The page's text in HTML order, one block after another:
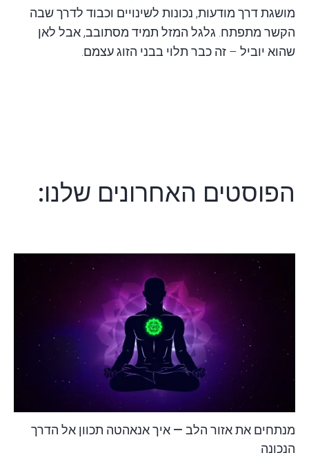
מושגת דרך מודעות, נכונות לשינויים וכבוד לדרך שבה
הקשר מתפתח. גלגל המזל תמיד מסתובב, אבל לאן
שהוא יוביל – זה כבר תלוי בבני הזוג עצמם.
הפוסטים האחרונים שלנו:
מנתחים את אזור הלב — איך אנאהטה תכוון אל הדרך
הנכונה